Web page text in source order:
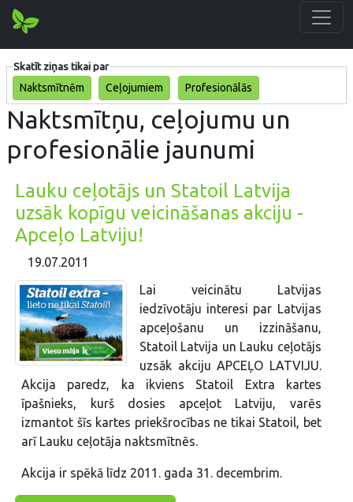
Skatīt ziņas tikai par
Naktsmītnēm
Ceļojumiem Profesionālās
Naktsmītņu, ceļojumu un
profesionālie jaunumi
Lauku ceļotājs un Statoil Latvija
uzsāk kopīgu veicināšanas akciju -
Apceļo Latviju!
19.07.2011
Lai veicinātu Latvijas
iedzīvotāju interesi par Latvijas
apceļošanu un izzināšanu,
Statoil Latvija un Lauku ceļotājs
uzsāk akciju APCEĻO LATVIJU.
Akcija paredz, ka ikviens Statoil Extra kartes
īpašnieks, kurš dosies apceļot Latviju, varēs
izmantot šīs kartes priekšrocības ne tikai Statoil, bet
arī Lauku ceļotāja naktsmītnēs.
Akcija ir spēkā līdz 2011. gada 31. decembrim.